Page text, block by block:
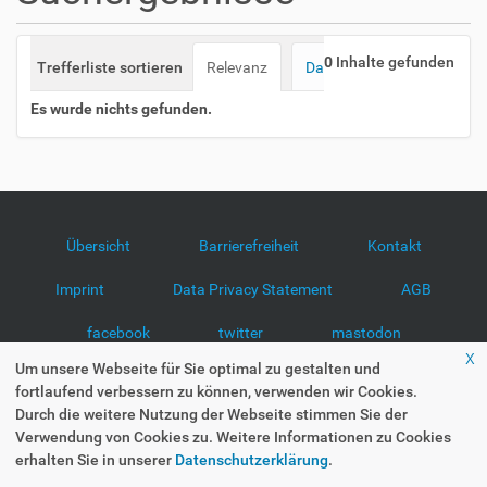
x
Um unsere Webseite für Sie optimal zu gestalten und
fortlaufend verbessern zu können, verwenden wir Cookies.
Durch die weitere Nutzung der Webseite stimmen Sie der
Verwendung von Cookies zu. Weitere Informationen zu Cookies
erhalten Sie in unserer Datenschutzerklärung.
0 Inhalte gefunden
Trefferliste sortieren Relevanz Datum (neueste zuerst)
Es wurde nichts gefunden.
Übersicht Barrierefreiheit Kontakt
Imprint Data Privacy Statement AGB
facebook twitter mastodon